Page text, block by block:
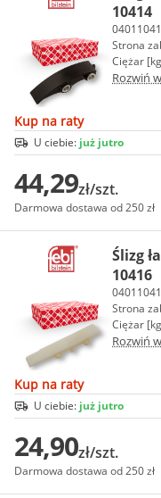
10414
Strona
Ciężar
Rozwiń
Kup na raty
U ciebie: już jutro
44,29zł/szt.
Darmowa dostawa od 250 zł
Ślizg
10416
Strona
Ciężar
Rozwiń
Kup na raty
U ciebie: już jutro
24,90zł/szt.
Darmowa dostawa od 250 zł